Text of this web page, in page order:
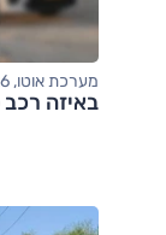
מערכת אוטו, 06/08/2026
באיזה רכב